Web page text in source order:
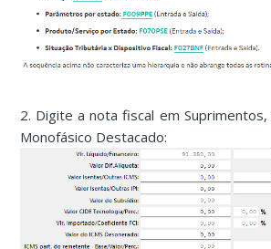
2. Digite a nota fiscal em
Monofásico Destacado: